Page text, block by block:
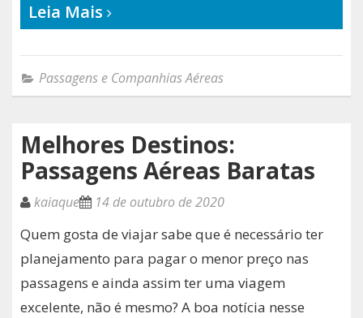
Leia Mais
Passagens e Companhias Aéreas
Melhores Destinos:
Passagens Aéreas Baratas
kaiaque 14 de outubro de 2020
Quem gosta de viajar sabe que é necessário ter
planejamento para pagar o menor preço nas
passagens e ainda assim ter uma viagem
excelente, não é mesmo? A boa notícia nesse